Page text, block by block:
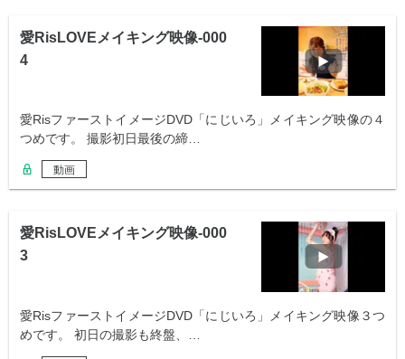
愛RisLOVEメイキング映像-000
4
愛RisファーストイメージDVD「にじいろ」メイキング映像の４
つめです。 撮影初日最後の締…
動画
愛RisLOVEメイキング映像-000
3
愛RisファーストイメージDVD「にじいろ」メイキング映像３つ
めです。 初日の撮影も終盤、…